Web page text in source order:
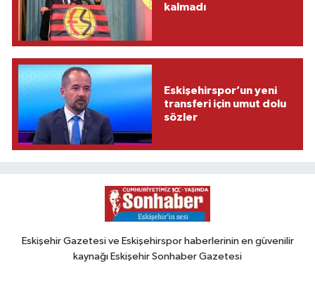
kalmadı
Eskişehirspor’un yeni
transferi için umut dolu
sözler
Eskişehir Gazetesi ve Eskişehirspor haberlerinin en güvenilir
kaynağı Eskişehir Sonhaber Gazetesi